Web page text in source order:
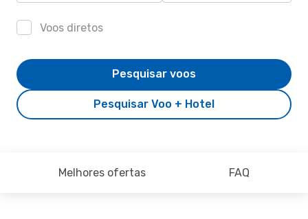
Voos diretos
Pesquisar Voo + Hotel
Pesquisar voos
Melhores ofertas FAQ